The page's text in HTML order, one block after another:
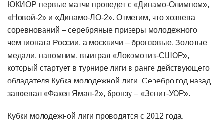
ЮКИОР первые матчи проведет с «Динамо-Олимпом»,
«Новой-2» и «Динамо-ЛО-2». Отметим, что хозяева
соревнований – серебряные призеры молодежного
чемпионата России, а москвичи – бронзовые. Золотые
медали, напомним, выиграл «Локомотив-СШОР»,
который стартует в турнире лиги в ранге действующего
обладателя Кубка молодежной лиги. Серебро год назад
завоевал «Факел Ямал-2», бронзу – «Зенит-УОР».
Кубки молодежной лиги проводятся с 2012 года.